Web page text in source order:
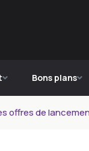
Bons plans
offres de